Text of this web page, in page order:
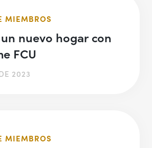
MIEMBROS
nuevo hogar con
FCU
2023
MIEMBROS